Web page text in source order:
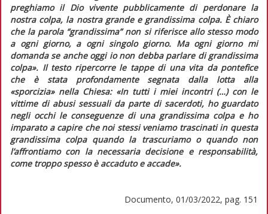
preghiamo il Dio vivente pubblicamente di perdonare la
nostra colpa, la nostra grande e grandissima colpa. È chiaro
che la parola “grandissima” non si riferisce allo stesso modo
a ogni giorno, a ogni singolo giorno. Ma ogni giorno mi
domanda se anche oggi io non debba parlare di grandissima
colpa». Il testo ripercorre le tappe di una vita da pontefice
che è stata profondamente segnata dalla lotta alla
«sporcizia» nella Chiesa: «In tutti i miei incontri (…) con le
vittime di abusi sessuali da parte di sacerdoti, ho guardato
negli occhi le conseguenze di una grandissima colpa e ho
imparato a capire che noi stessi veniamo trascinati in questa
grandissima colpa quando la trascuriamo o quando non
l’affrontiamo con la necessaria decisione e responsabilità,
come troppo spesso è accaduto e accade».
Documento, 01/03/2022, pag. 151